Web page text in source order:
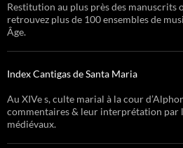
Restitution au plus près des manuscrits
retrouvez plus de 100 ensembles de
Âge.
Index Cantigas de Santa Maria
Au XIVe s, culte marial à la cour
commentaires & leur interprétation par
médiévaux.